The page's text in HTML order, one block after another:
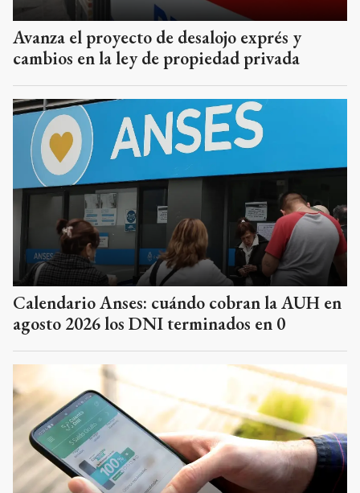
Avanza el proyecto de desalojo exprés y
cambios en la ley de propiedad privada
Calendario Anses: cuándo cobran la AUH en
agosto 2026 los DNI terminados en 0